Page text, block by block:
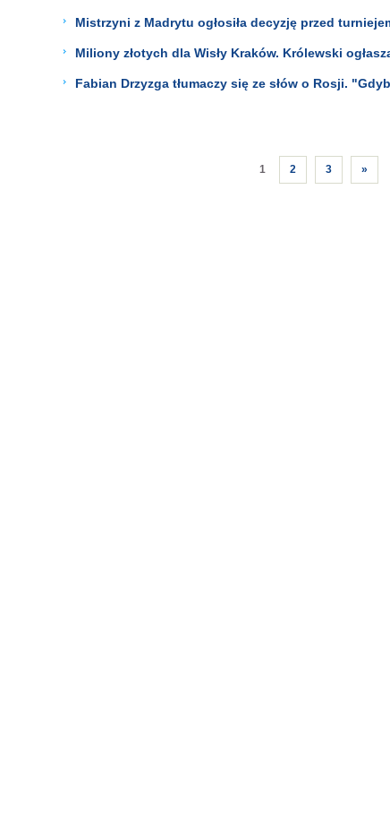
Mistrzyni z Madrytu ogłosiła decyzję przed
Miliony złotych dla Wisły Kraków. Królewski
Fabian Drzyzga tłumaczy się ze słów o Rosji.
1 2 3 »